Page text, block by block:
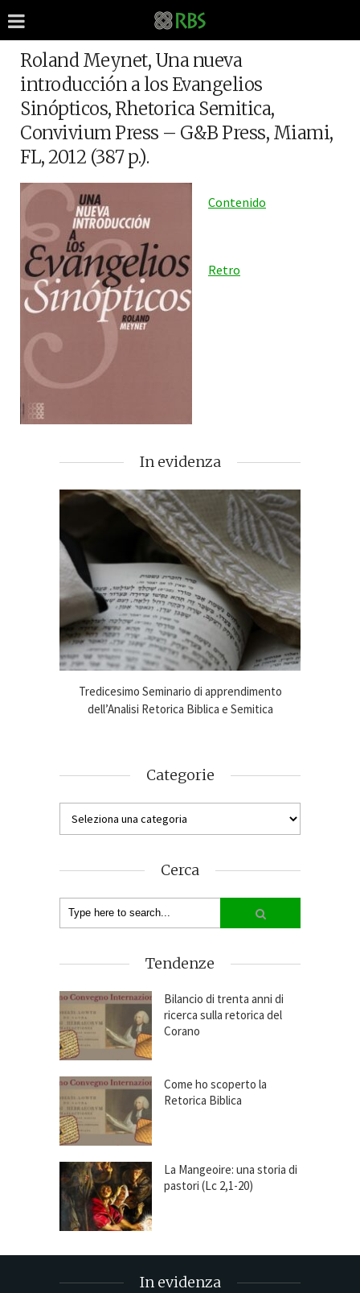
Roland Meynet, Una nueva
introducción a los Evangelios
Sinópticos, Rhetorica Semitica,
Convivium Press – G&B Press, Miami,
FL, 2012 (387 p.).
Contenido
Retro
In evidenza
Tredicesimo Seminario di apprendimento
dell’Analisi Retorica Biblica e Semitica
Categorie
Cerca
Tendenze
Bilancio di trenta anni di
ricerca sulla retorica del
Corano
Come ho scoperto la
Retorica Biblica
La Mangeoire: una storia di
pastori (Lc 2,1-20)
In evidenza